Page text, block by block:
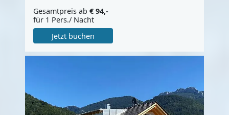
Gesamtpreis ab € 94,-
für 1 Pers./ Nacht
Jetzt buchen